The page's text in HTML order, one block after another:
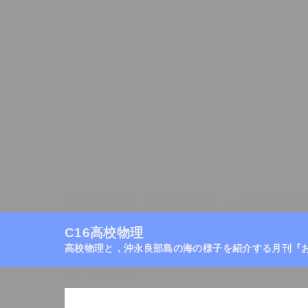
C16高校物理
高校物理と，沖永良部島の海の様子を紹介する月刊『